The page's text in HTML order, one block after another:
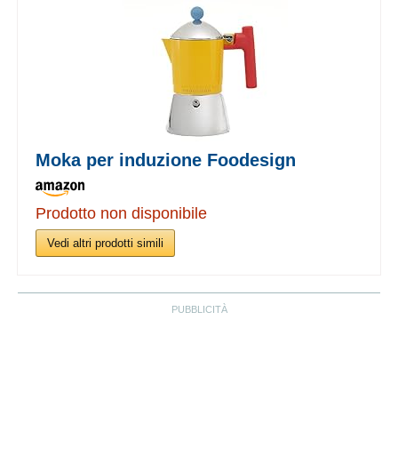
Moka per induzione Foodesign
Prodotto non disponibile
Vedi altri prodotti simili